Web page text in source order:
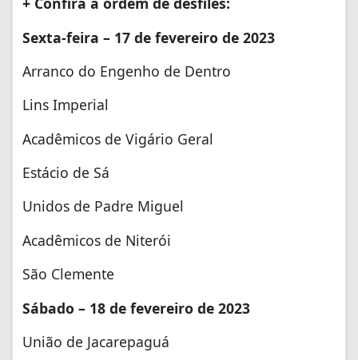
Sexta-feira – 17 de fevereiro de 2023
Arranco do Engenho de Dentro
Lins Imperial
Acadêmicos de Vigário Geral
Estácio de Sá
Unidos de Padre Miguel
Acadêmicos de Niterói
São Clemente
Sábado – 18 de fevereiro de 2023
União de Jacarepaguá